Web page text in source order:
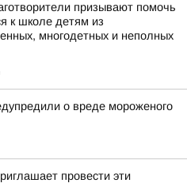
призывают помочь
к школе детям из
многодетных и неполных
о вреде мороженого
провести эти